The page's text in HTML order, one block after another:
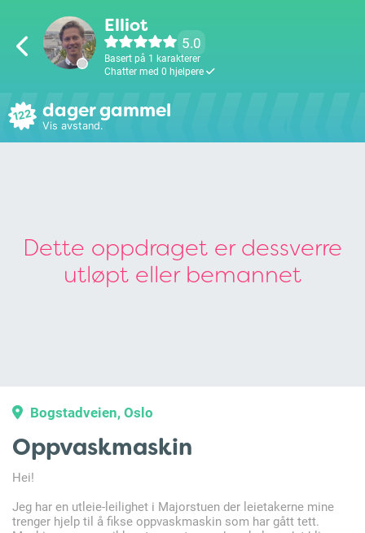
Elliot
5.0
Basert på 1 karakterer
Chatter med 0 hjelpere
122 dager gammel
Vis avstand.
Dette oppdraget er dessverre
utløpt eller bemannet
Bogstadveien, Oslo
Oppvaskmaskin
Hei!
Jeg har en utleie-leilighet i Majorstuen der leietakerne mine
trenger hjelp til å fikse oppvaskmaskin som har gått tett.